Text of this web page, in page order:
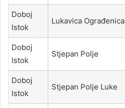
Doboj
Istok
Lukavica Ograđenica
Doboj
Istok
Stjepan Polje
Doboj
Istok
Stjepan Polje Luke